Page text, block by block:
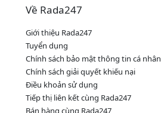
Về Rada247
Giới thiệu Rada247
Tuyển dụng
Chính sách bảo mật thông tin cá nhân
Chính sách giải quyết khiếu nại
Điều khoản sử dụng
Tiếp thị liên kết cùng Rada247
Bán hàng cùng Rada247